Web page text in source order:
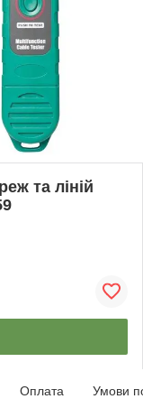
та ліній
Оплата Умови